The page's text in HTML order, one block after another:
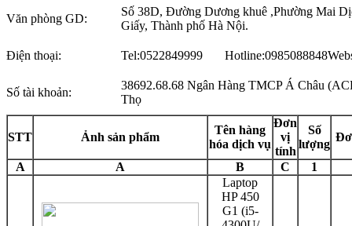
Văn phòng GD:
Số 38D, Đường Dương khuê ,Phường Mai
Giấy, Thành phố Hà Nội.
Điện thoại: Tel:0522849999 Hotline:0985088848
Số tài khoản:
38692.68.68 Ngân Hàng TMCP Á Châu
Thọ
STT Ảnh sản phẩm
Tên hàng
hóa dịch vụ
Đơn
vị
tính
Số
lượng
A A B C 1
Laptop
HP 450
G1 (i5-